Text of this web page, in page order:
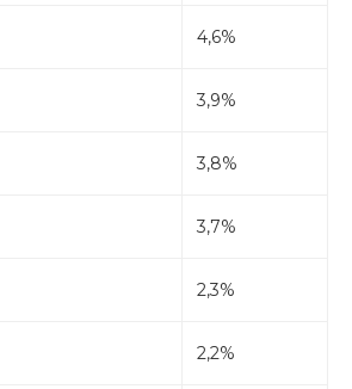
4,6%
3,9%
3,8%
3,7%
2,3%
2,2%